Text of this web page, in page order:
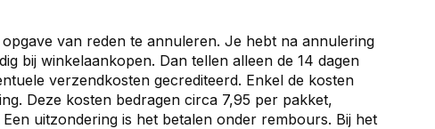
van reden te annuleren. Je hebt na annulering
bij winkelaankopen. Dan tellen alleen de 14 dagen
verzendkosten gecrediteerd. Enkel de kosten
Deze kosten bedragen circa 7,95 per pakket,
uitzondering is het betalen onder rembours. Bij het